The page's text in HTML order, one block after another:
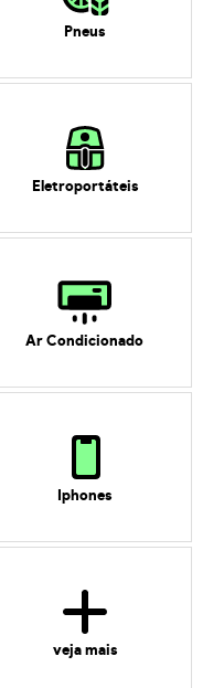
Pneus
Eletroportáteis
Ar Condicionado
Iphones
veja mais